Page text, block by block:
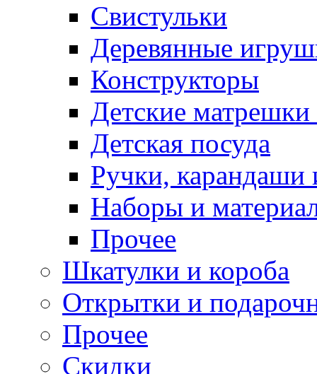
Свистульки
Деревянные
Конструкторы
Детские
Детская посуда
Ручки,
Наборы и
Прочее
Шкатулки и короба
Открытки и
Прочее
Скидки